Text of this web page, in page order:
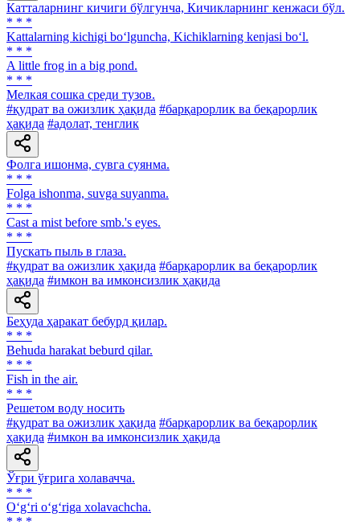
Катталарнинг кичиги бўлгунча, Кичикларнинг кенжаси бўл.
* * *
Kattalarning kichigi bo‘lguncha, Kichiklarning kenjasi bo‘l.
* * *
A little frog in a big pond.
* * *
Мелкая сошка среди тузов.
#қудрат ва ожизлик ҳақида #барқарорлик ва беқарорлик
ҳақида #адолат, тенглик
Фолга ишонма, сувга суянма.
* * *
Folga ishonma, suvga suyanma.
* * *
Cast a mist before smb.'s eyes.
* * *
Пускать пыль в глаза.
#қудрат ва ожизлик ҳақида #барқарорлик ва беқарорлик
ҳақида #имкон ва имконсизлик ҳақида
Беҳуда ҳаракат бебурд қилар.
* * *
Behuda harakat beburd qilar.
* * *
Fish in the air.
* * *
Решетом воду носить
#қудрат ва ожизлик ҳақида #барқарорлик ва беқарорлик
ҳақида #имкон ва имконсизлик ҳақида
Ўғри ўғрига холавачча.
* * *
O‘g‘ri o‘g‘riga xolavachcha.
* * *